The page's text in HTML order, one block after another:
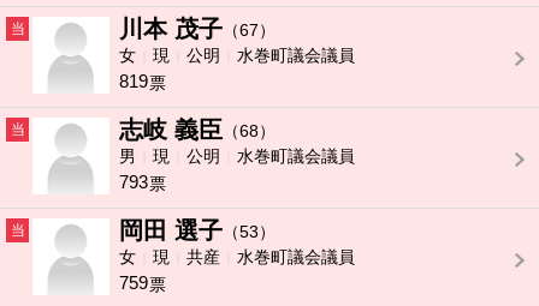
当 川本 茂子 （67）
女
現 公明 水巻町議会議員
819票
当 志岐 義臣 （68）
男
現 公明 水巻町議会議員
793票
当 岡田 選子 （53）
女
現 共産 水巻町議会議員
759票